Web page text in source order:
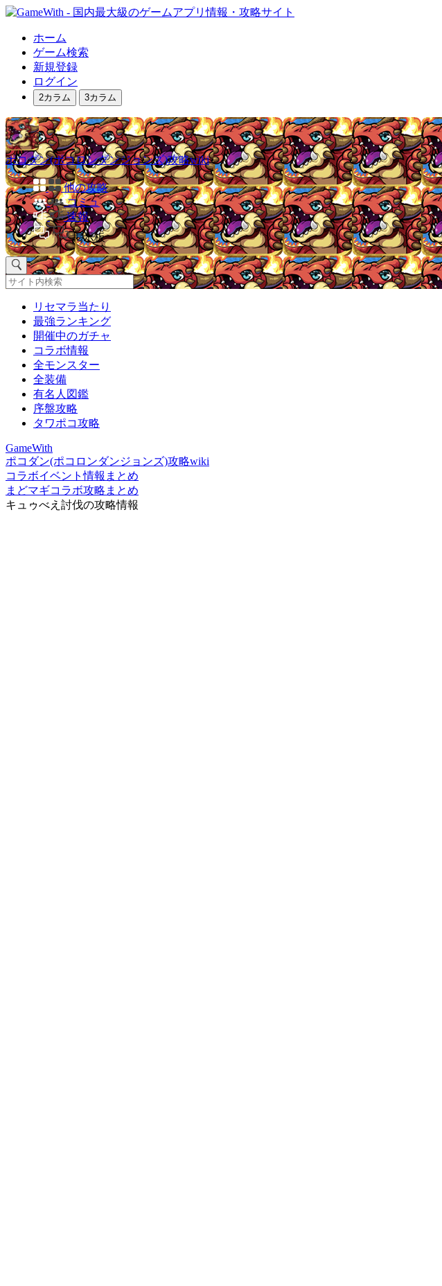
ホーム
ゲーム検索
新規登録
ログイン
2カラム 3カラム
ポコダン(ポコロンダンジョンズ)攻略wiki
他の攻略
コミュ
速報
掲示板
リセマラ当たり
最強ランキング
開催中のガチャ
コラボ情報
全モンスター
全装備
有名人図鑑
序盤攻略
タワポコ攻略
GameWith
ポコダン(ポコロンダンジョンズ)攻略wiki
コラボイベント情報まとめ
まどマギコラボ攻略まとめ
キュゥべえ討伐の攻略情報